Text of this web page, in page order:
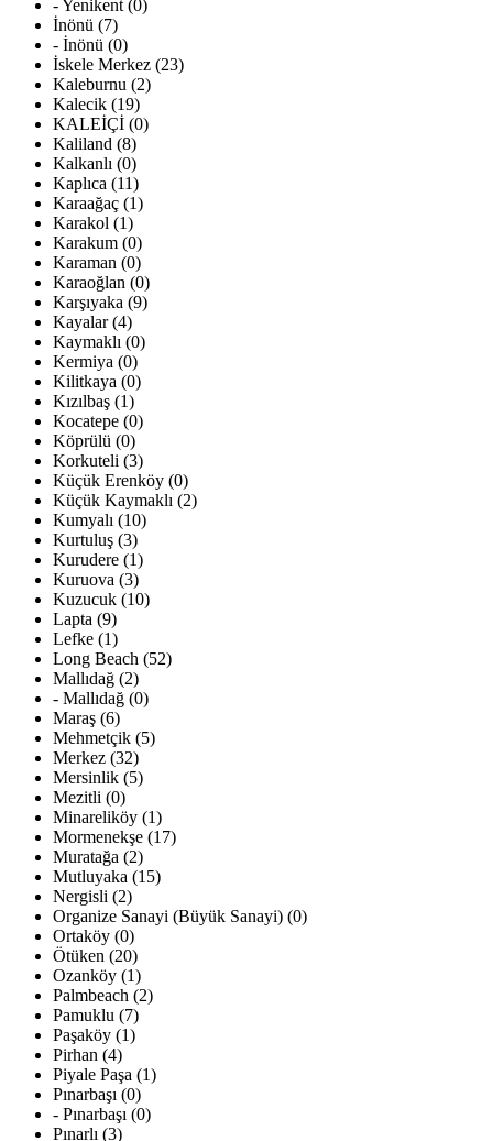
- Yenikent (0)
İnönü (7)
- İnönü (0)
İskele Merkez (23)
Kaleburnu (2)
Kalecik (19)
KALEİÇİ (0)
Kaliland (8)
Kalkanlı (0)
Kaplıca (11)
Karaağaç (1)
Karakol (1)
Karakum (0)
Karaman (0)
Karaoğlan (0)
Karşıyaka (9)
Kayalar (4)
Kaymaklı (0)
Kermiya (0)
Kilitkaya (0)
Kızılbaş (1)
Kocatepe (0)
Köprülü (0)
Korkuteli (3)
Küçük Erenköy (0)
Küçük Kaymaklı (2)
Kumyalı (10)
Kurtuluş (3)
Kurudere (1)
Kuruova (3)
Kuzucuk (10)
Lapta (9)
Lefke (1)
Long Beach (52)
Mallıdağ (2)
- Mallıdağ (0)
Maraş (6)
Mehmetçik (5)
Merkez (32)
Mersinlik (5)
Mezitli (0)
Minareliköy (1)
Mormenekşe (17)
Muratağa (2)
Mutluyaka (15)
Nergisli (2)
Organize Sanayi (Büyük Sanayi) (0)
Ortaköy (0)
Ötüken (20)
Ozanköy (1)
Palmbeach (2)
Pamuklu (7)
Paşaköy (1)
Pirhan (4)
Piyale Paşa (1)
Pınarbaşı (0)
- Pınarbaşı (0)
Pınarlı (3)